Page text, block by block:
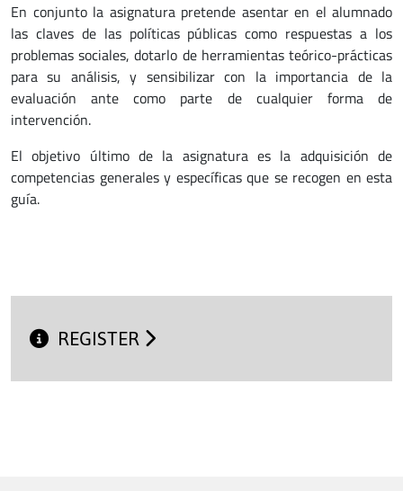
En conjunto la asignatura pretende asentar en el alumnado
las claves de las políticas públicas como respuestas a los
problemas sociales, dotarlo de herramientas teórico-prácticas
para su análisis, y sensibilizar con la importancia de la
evaluación ante como parte de cualquier forma de
intervención.
El objetivo último de la asignatura es la adquisición de
competencias generales y específicas que se recogen en esta
guía.
REGISTER